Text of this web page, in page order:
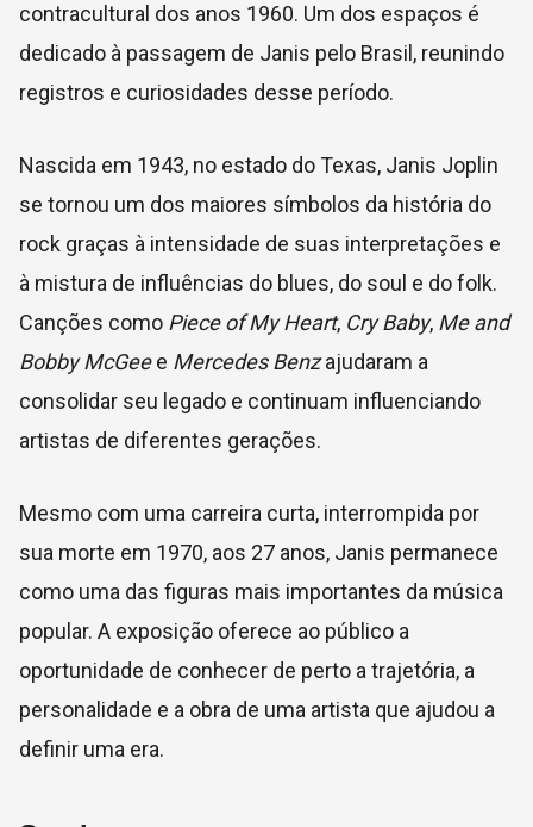
contracultural dos anos 1960. Um dos espaços é
dedicado à passagem de Janis pelo Brasil, reunindo
registros e curiosidades desse período.
Nascida em 1943, no estado do Texas, Janis Joplin
se tornou um dos maiores símbolos da história do
rock graças à intensidade de suas interpretações e
à mistura de influências do blues, do soul e do folk.
Canções como Piece of My Heart, Cry Baby, Me and
Bobby McGeee Mercedes Benzajudaram a
consolidar seu legado e continuam influenciando
artistas de diferentes gerações.
Mesmo com uma carreira curta, interrompida por
sua morte em 1970, aos 27 anos, Janis permanece
como uma das figuras mais importantes da música
popular. A exposição oferece ao público a
oportunidade de conhecer de perto a trajetória, a
personalidade e a obra de uma artista que ajudou a
definir uma era.